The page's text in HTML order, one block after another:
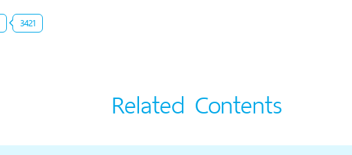
3421
Related Contents